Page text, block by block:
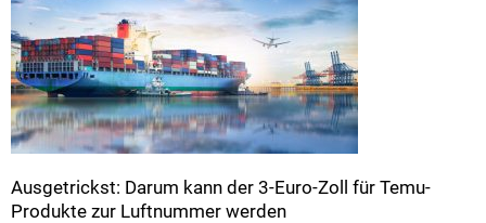
Ausgetrickst: Darum kann der 3-Euro-Zoll für Temu-
Produkte zur Luftnummer werden